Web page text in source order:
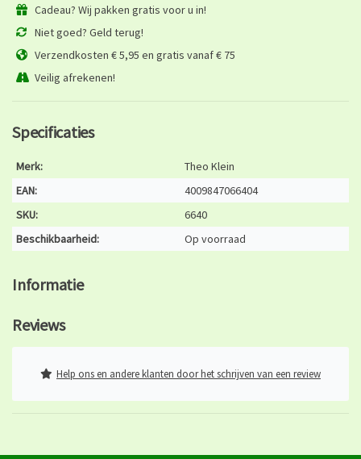
Cadeau? Wij pakken gratis voor u in!
Niet goed? Geld terug!
Verzendkosten € 5,95 en gratis vanaf € 75
Veilig afrekenen!
Specificaties
Merk:
Theo Klein
EAN:
4009847066404
SKU:
6640
Beschikbaarheid:
Op voorraad
Informatie
Reviews
Help ons en andere klanten door het schrijven van een review